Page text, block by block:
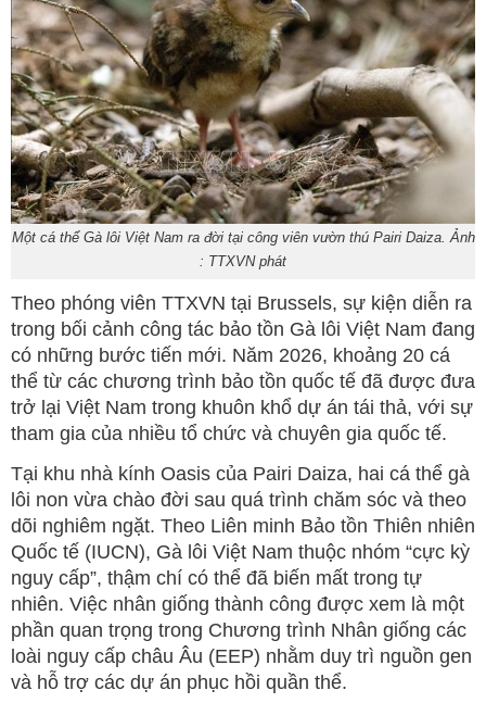
Một cá thể Gà lôi Việt Nam ra đời tại công viên vườn thú Pairi Daiza. Ảnh
: TTXVN phát
Theo phóng viên TTXVN tại Brussels, sự kiện diễn ra
trong bối cảnh công tác bảo tồn Gà lôi Việt Nam đang
có những bước tiến mới. Năm 2026, khoảng 20 cá
thể từ các chương trình bảo tồn quốc tế đã được đưa
trở lại Việt Nam trong khuôn khổ dự án tái thả, với sự
tham gia của nhiều tổ chức và chuyên gia quốc tế.
Tại khu nhà kính Oasis của Pairi Daiza, hai cá thể gà
lôi non vừa chào đời sau quá trình chăm sóc và theo
dõi nghiêm ngặt. Theo Liên minh Bảo tồn Thiên nhiên
Quốc tế (IUCN), Gà lôi Việt Nam thuộc nhóm “cực kỳ
nguy cấp”, thậm chí có thể đã biến mất trong tự
nhiên. Việc nhân giống thành công được xem là một
phần quan trọng trong Chương trình Nhân giống các
loài nguy cấp châu Âu (EEP) nhằm duy trì nguồn gen
và hỗ trợ các dự án phục hồi quần thể.